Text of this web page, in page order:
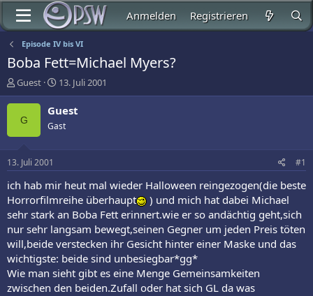
Anmelden Registrieren
Episode IV bis VI
Boba Fett=Michael Myers?
E
r
s
e
r
Guest
E
r
s
e
t
a
13. Juli 2001
G
Guest
Gast
13. Juli 2001 #1
ich hab mir heut mal wieder Halloween reingezogen(die beste
Horrorfilmreihe überhaupt
) und mich hat dabei Michael
sehr stark an Boba Fett erinnert.wie er so andächtig geht,sich
nur sehr langsam bewegt,seinen Gegner um jeden Preis töten
will,beide verstecken ihr Gesicht hinter einer Maske und das
wichtigste: beide sind unbesiegbar*gg*
Wie man sieht gibt es eine Menge Gemeinsamkeiten
zwischen den beiden.Zufall oder hat sich GL da was